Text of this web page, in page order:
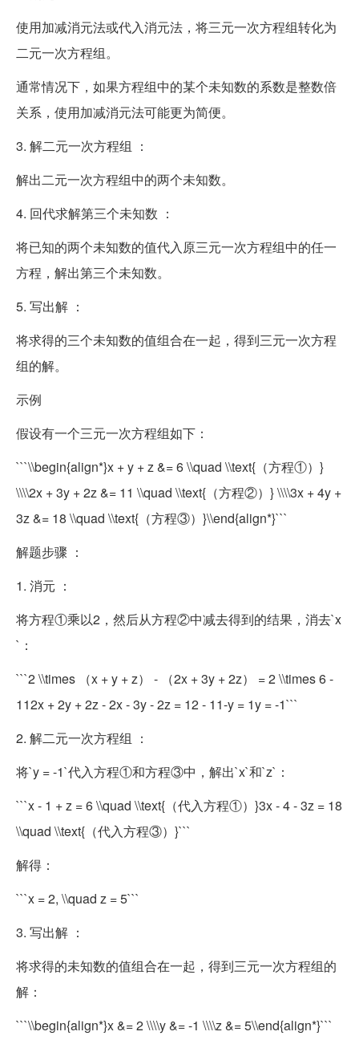
使用加减消元法或代入消元法，将三元一次方程组转化为
二元一次方程组。
通常情况下，如果方程组中的某个未知数的系数是整数倍
关系，使用加减消元法可能更为简便。
3. 解二元一次方程组 ：
解出二元一次方程组中的两个未知数。
4. 回代求解第三个未知数 ：
将已知的两个未知数的值代入原三元一次方程组中的任一
方程，解出第三个未知数。
5. 写出解 ：
将求得的三个未知数的值组合在一起，得到三元一次方程
组的解。
示例
假设有一个三元一次方程组如下：
```\\begin{align*}x + y + z &= 6 \\quad \\text{（方程①）}
\\\\2x + 3y + 2z &= 11 \\quad \\text{（方程②）} \\\\3x + 4y +
3z &= 18 \\quad \\text{（方程③）}\\end{align*}```
解题步骤 ：
1. 消元 ：
将方程①乘以2，然后从方程②中减去得到的结果，消去`x
`：
```2 \\times （x + y + z） - （2x + 3y + 2z） = 2 \\times 6 -
112x + 2y + 2z - 2x - 3y - 2z = 12 - 11-y = 1y = -1```
2. 解二元一次方程组 ：
将`y = -1`代入方程①和方程③中，解出`x`和`z`：
```x - 1 + z = 6 \\quad \\text{（代入方程①）}3x - 4 - 3z = 18
\\quad \\text{（代入方程③）}```
解得：
```x = 2, \\quad z = 5```
3. 写出解 ：
将求得的未知数的值组合在一起，得到三元一次方程组的
解：
```\\begin{align*}x &= 2 \\\\y &= -1 \\\\z &= 5\\end{align*}```